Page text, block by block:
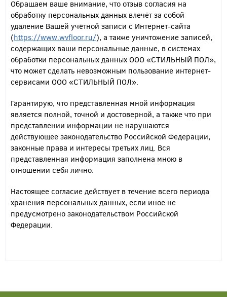
Обращаем ваше внимание, что отзыв согласия на
обработку персональных данных влечёт за собой
удаление Вашей учётной записи с Интернет-сайта
(https://www.wvfloor.ru/), а также уничтожение записей,
содержащих ваши персональные данные, в системах
обработки персональных данных ООО «СТИЛЬНЫЙ ПОЛ»,
что может сделать невозможным пользование интернет-
сервисами ООО «СТИЛЬНЫЙ ПОЛ».
Гарантирую, что представленная мной информация
является полной, точной и достоверной, а также что при
представлении информации не нарушаются
действующее законодательство Российской Федерации,
законные права и интересы третьих лиц. Вся
представленная информация заполнена мною в
отношении себя лично.
Настоящее согласие действует в течение всего периода
хранения персональных данных, если иное не
предусмотрено законодательством Российской
Федерации.